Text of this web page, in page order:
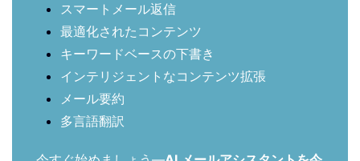
スマートメール返信
最適化されたコンテンツ
キーワードベースの下書き
インテリジェントなコンテンツ拡張
メール要約
多言語翻訳